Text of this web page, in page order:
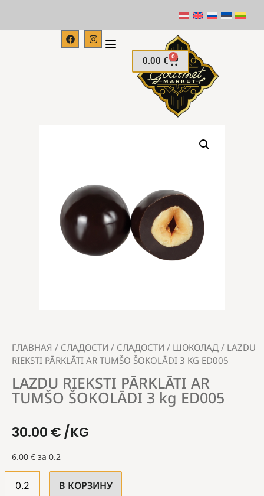
0.00 € 0
ГЛАВНАЯ / СЛАДОСТИ / СЛАДОСТИ / ШОКОЛАД / LAZDU
RIEKSTI PĀRKLĀTI AR TUMŠO ŠOKOLĀDI 3 KG ED005
LAZDU RIEKSTI PĀRKLĀTI AR
TUMŠO ŠOKOLĀDI 3 kg ED005
30.00 €/KG
6.00 € за 0.2
В КОРЗИНУ